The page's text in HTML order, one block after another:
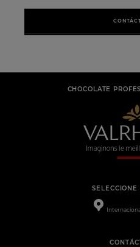
CHOCOLATE